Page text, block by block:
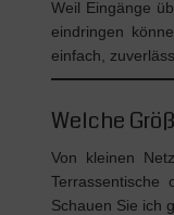
Weil Eingänge
eindringen
einfach,
Welche
Von kleinen
Terrassentische
Schauen Sie ich